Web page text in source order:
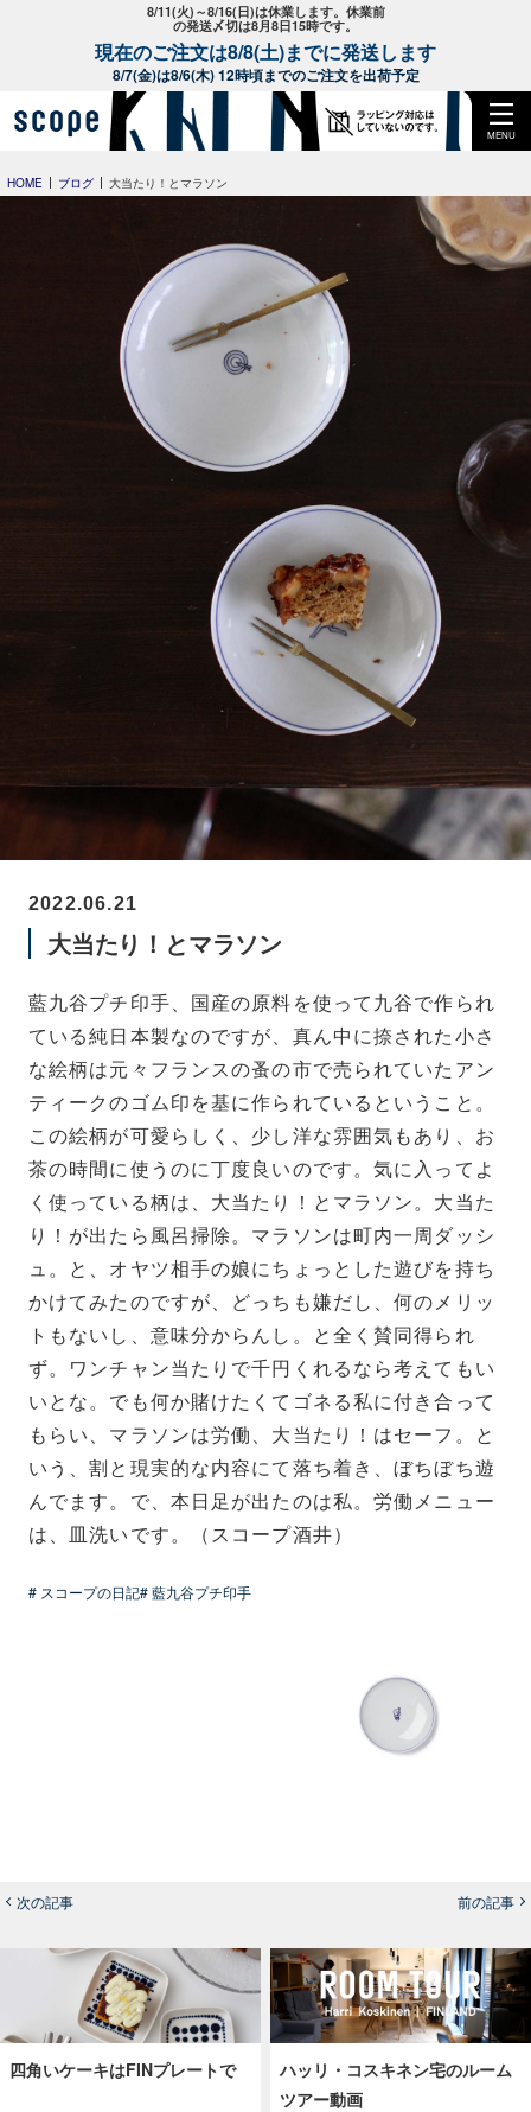
8/11(火)～8/16(日)は休業します。休業前
の発送〆切は8月8日15時です。
現在のご注文は8/8(土)までに発送します
8/7(金)は8/6(木) 12時頃までのご注文を出荷予定
MENU
HOME ブログ 大当たり！とマラソン
2022.06.21
大当たり！とマラソン
藍九谷プチ印手、国産の原料を使って九谷で作られ
ている純日本製なのですが、真ん中に捺された小さ
な絵柄は元々フランスの蚤の市で売られていたアン
ティークのゴム印を基に作られているということ。
この絵柄が可愛らしく、少し洋な雰囲気もあり、お
茶の時間に使うのに丁度良いのです。気に入ってよ
く使っている柄は、大当たり！とマラソン。大当た
り！が出たら風呂掃除。マラソンは町内一周ダッシ
ュ。と、オヤツ相手の娘にちょっとした遊びを持ち
かけてみたのですが、どっちも嫌だし、何のメリッ
トもないし、意味分からんし。と全く賛同得られ
ず。ワンチャン当たりで千円くれるなら考えてもい
いとな。でも何か賭けたくてゴネる私に付き合って
もらい、マラソンは労働、大当たり！はセーフ。と
いう、割と現実的な内容にて落ち着き、ぼちぼち遊
んでます。で、本日足が出たのは私。労働メニュー
は、皿洗いです。（スコープ酒井）
# スコープの日記# 藍九谷プチ印手
次の記事 前の記事
四角いケーキはFINプレートで
ハッリ・コスキネン宅のルーム
ツアー動画